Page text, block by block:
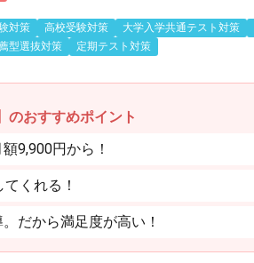
対策 高校受験対策 大学入学共通テスト対策
型選抜対策 定期テスト対策
のおすすめポイント
9,900円から！
くれる！
だから満足度が高い！